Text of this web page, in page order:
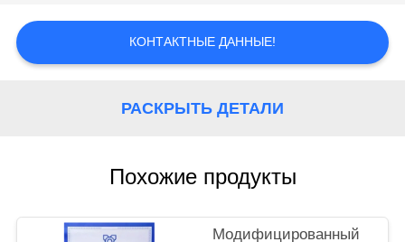
PRIVACY
КОНТАКТНЫЕ ДАННЫЕ!
РАСКРЫТЬ ДЕТАЛИ
Похожие продукты
Модифицированный